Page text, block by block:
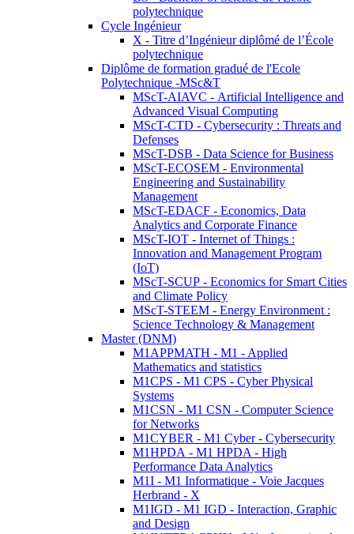
polytechnique
Cycle Ingénieur
X - Titre d’Ingénieur diplômé de l’École
polytechnique
Diplôme de formation gradué de l'Ecole
Polytechnique -MSc&T
MScT-AIAVC - Artificial Intelligence and
Advanced Visual Computing
MScT-CTD - Cybersecurity : Threats and
Defenses
MScT-DSB - Data Science for Business
MScT-ECOSEM - Environmental
Engineering and Sustainability
Management
MScT-EDACF - Economics, Data
Analytics and Corporate Finance
MScT-IOT - Internet of Things :
Innovation and Management Program
(IoT)
MScT-SCUP - Economics for Smart Cities
and Climate Policy
MScT-STEEM - Energy Environment :
Science Technology & Management
Master (DNM)
M1APPMATH - M1 - Applied
Mathematics and statistics
M1CPS - M1 CPS - Cyber Physical
Systems
M1CSN - M1 CSN - Computer Science
for Networks
M1CYBER - M1 Cyber - Cybersecurity
M1HPDA - M1 HPDA - High
Performance Data Analytics
M1I - M1 Informatique - Voie Jacques
Herbrand - X
M1IGD - M1 IGD - Interaction, Graphic
and Design